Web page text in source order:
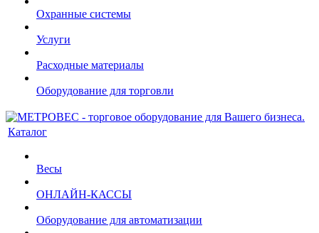
Охранные системы
Услуги
Расходные материалы
Оборудование для торговли
Каталог
Весы
ОНЛАЙН-КАССЫ
Оборудование для автоматизации